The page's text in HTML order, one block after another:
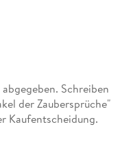
und Beschützerin
Schamanismus am
Kontakt mit
Welt webte sie ihr
Schreiben
der Zaubersprüche"
Kaufentscheidung.